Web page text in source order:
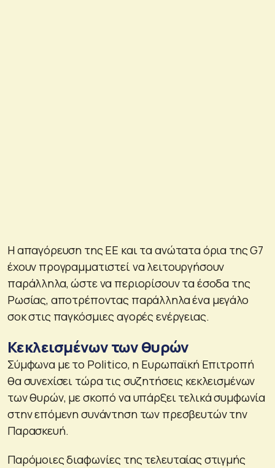
Η απαγόρευση της ΕΕ και τα ανώτατα όρια της G7
έχουν προγραμματιστεί να λειτουργήσουν
παράλληλα, ώστε να περιορίσουν τα έσοδα της
Ρωσίας, αποτρέποντας παράλληλα ένα μεγάλο
σοκ στις παγκόσμιες αγορές ενέργειας.
Κεκλεισμένων των θυρών
Σύμφωνα με το Politico, η Ευρωπαϊκή Επιτροπή
θα συνεχίσει τώρα τις συζητήσεις κεκλεισμένων
των θυρών, με σκοπό να υπάρξει τελικά συμφωνία
στην επόμενη συνάντηση των πρεσβευτών την
Παρασκευή.
Παρόμοιες διαφωνίες της τελευταίας στιγμής